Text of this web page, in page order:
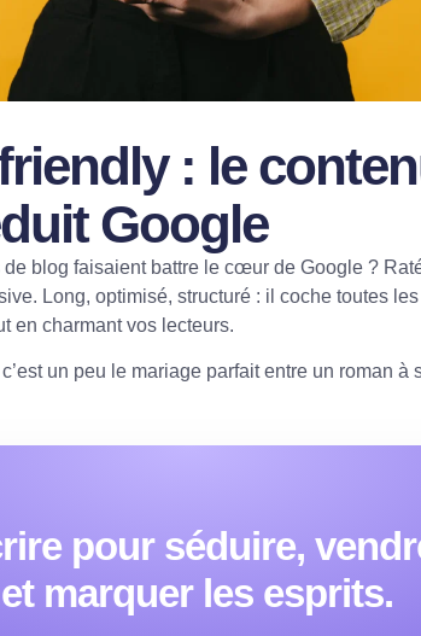
: le
Google
blog faisaient battre le cœur de Google ? Raté
Long, optimisé, structuré : il coche toutes
en charmant vos lecteurs.
c’est un peu le mariage parfait entre un roman
pour séduire,
et marquer les esprits.